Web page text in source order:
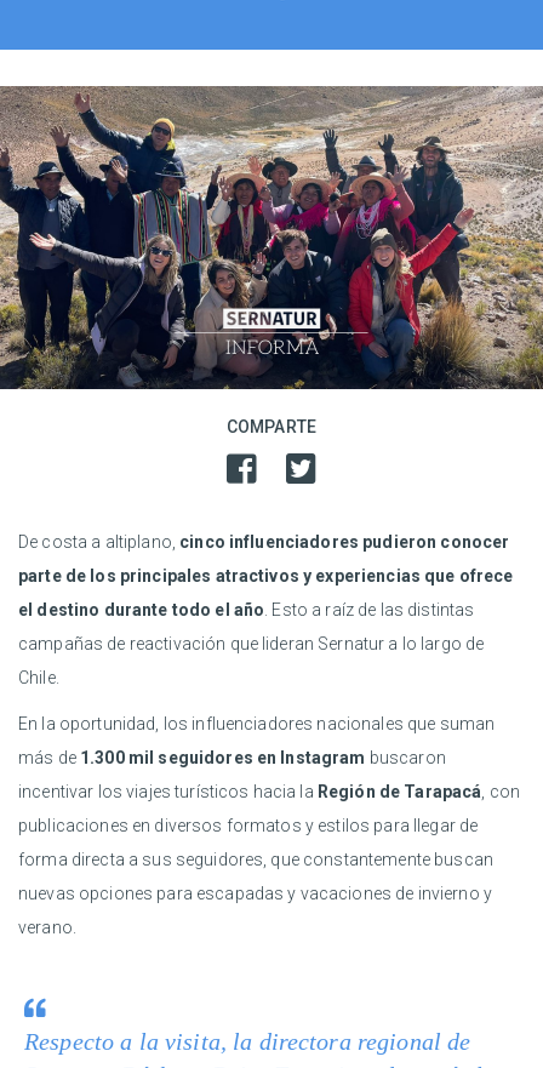
COMPARTE
De costa a altiplano, cinco influenciadores pudieron conocer
parte de los principales atractivos y experiencias que ofrece
el destino durante todo el año . Esto a raíz de las distintas
campañas de reactivación que lideran Sernatur a lo largo de
Chile.
En la oportunidad, los influenciadores nacionales que suman
más de 1.300 mil seguidores en Instagram buscaron
incentivar los viajes turísticos hacia la Región de Tarapacá , con
publicaciones en diversos formatos y estilos para llegar de
forma directa a sus seguidores, que constantemente buscan
nuevas opciones para escapadas y vacaciones de invierno y
verano.
Respecto a la visita, la directora regional de